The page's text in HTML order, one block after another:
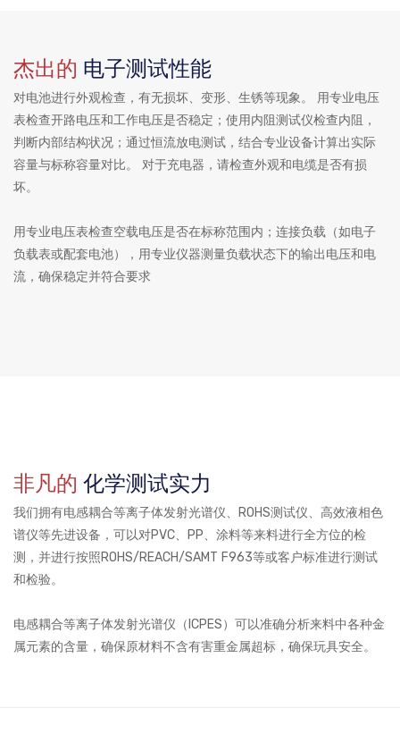
杰出的 电子测试性能
对电池进行外观检查，有无损坏、变形、生锈等现象。 用专业电压
表检查开路电压和工作电压是否稳定；使用内阻测试仪检查内阻，
判断内部结构状况；通过恒流放电测试，结合专业设备计算出实际
容量与标称容量对比。 对于充电器，请检查外观和电缆是否有损
坏。
用专业电压表检查空载电压是否在标称范围内；连接负载（如电子
负载表或配套电池），用专业仪器测量负载状态下的输出电压和电
流，确保稳定并符合要求
非凡的 化学测试实力
我们拥有电感耦合等离子体发射光谱仪、ROHS测试仪、高效液相色
谱仪等先进设备，可以对PVC、PP、涂料等来料进行全方位的检
测，并进行按照ROHS/REACH/SAMT F963等或客户标准进行测试
和检验。
电感耦合等离子体发射光谱仪（ICPES）可以准确分析来料中各种金
属元素的含量，确保原材料不含有害重金属超标，确保玩具安全。